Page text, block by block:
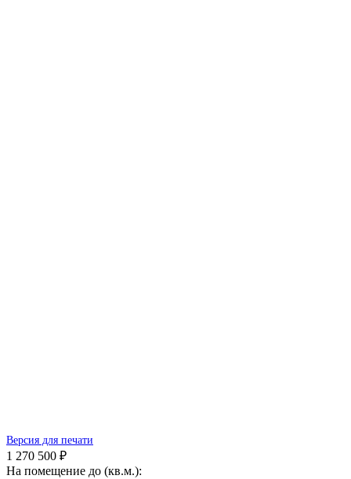
Версия для печати
1 270 500 ₽
На помещение до (кв.м.):